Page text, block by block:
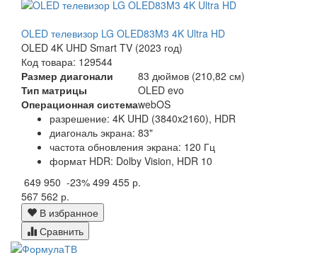
OLED телевизор LG OLED83M3 4K Ultra HD
OLED 4K UHD Smart TV (2023 год)
Код товара: 129544
Размер диагонали
83 дюймов (210,82 см)
Тип матрицы
OLED evo
Операционная системаwebOS
разрешение: 4K UHD (3840x2160), HDR
диагональ экрана: 83"
частота обновления экрана: 120 Гц
формат HDR: Dolby Vision, HDR 10
649 950 -23% 499 455 р.
567 562 р.
В избранное
Сравнить